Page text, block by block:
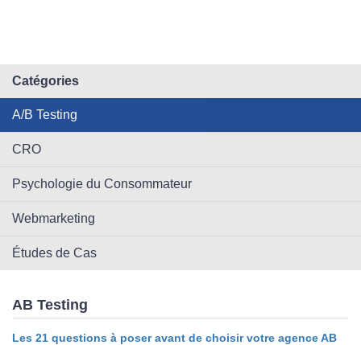
Catégories
A/B Testing
CRO
Psychologie du Consommateur
Webmarketing
Études de Cas
AB Testing
Les 21 questions à poser avant de choisir votre agence AB